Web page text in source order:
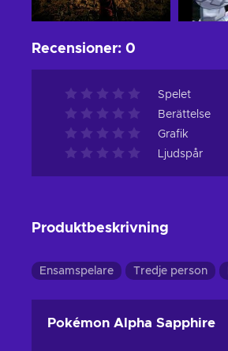
Recensioner: 0
Spelet
Berättelse
Grafik
Ljudspår
Produktbeskrivning
Ensamspelare Tredje person
Pokémon Alpha Sapphire